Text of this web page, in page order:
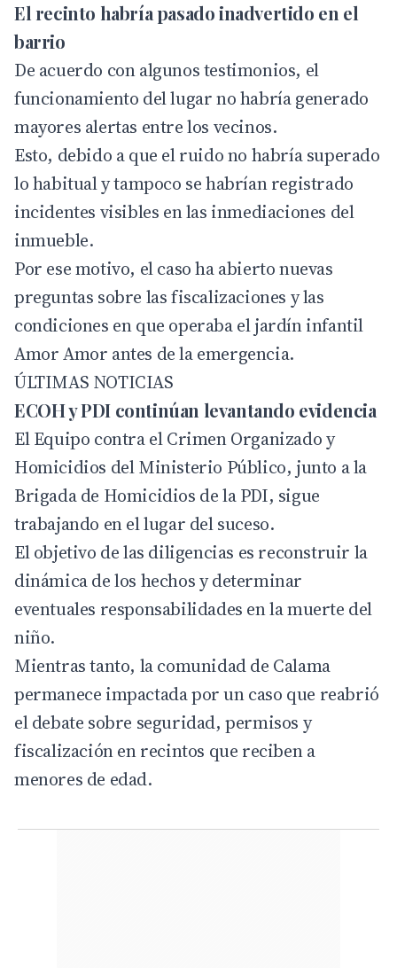
El recinto habría pasado inadvertido en el
barrio
De acuerdo con algunos testimonios, el
funcionamiento del lugar no habría generado
mayores alertas entre los vecinos.
Esto, debido a que el ruido no habría superado
lo habitual y tampoco se habrían registrado
incidentes visibles en las inmediaciones del
inmueble.
Por ese motivo, el caso ha abierto nuevas
preguntas sobre las fiscalizaciones y las
condiciones en que operaba el jardín infantil
Amor Amor antes de la emergencia.
ÚLTIMAS NOTICIAS
ECOH y PDI continúan levantando evidencia
El Equipo contra el Crimen Organizado y
Homicidios del Ministerio Público, junto a la
Brigada de Homicidios de la PDI, sigue
trabajando en el lugar del suceso.
El objetivo de las diligencias es reconstruir la
dinámica de los hechos y determinar
eventuales responsabilidades en la muerte del
niño.
Mientras tanto, la comunidad de Calama
permanece impactada por un caso que reabrió
el debate sobre seguridad, permisos y
fiscalización en recintos que reciben a
menores de edad.